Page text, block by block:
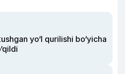
yo‘l qurilishi bo‘yicha